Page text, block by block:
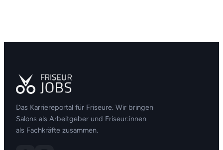
Das Karriereportal für Friseure. Wir bringen
Salons als Arbeitgeber und Friseur:innen
als Fachkräfte zusammen.